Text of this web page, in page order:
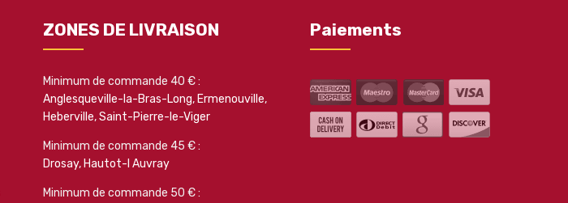
ZONES DE LIVRAISON
Minimum de commande 40 € :
Anglesqueville-la-Bras-Long, Ermenouville,
Heberville,Saint-Pierre-le-Viger
Minimum de commande 45 € :
Drosay, Hautot-l Auvray
Minimum de commande 50 € :
Paiements